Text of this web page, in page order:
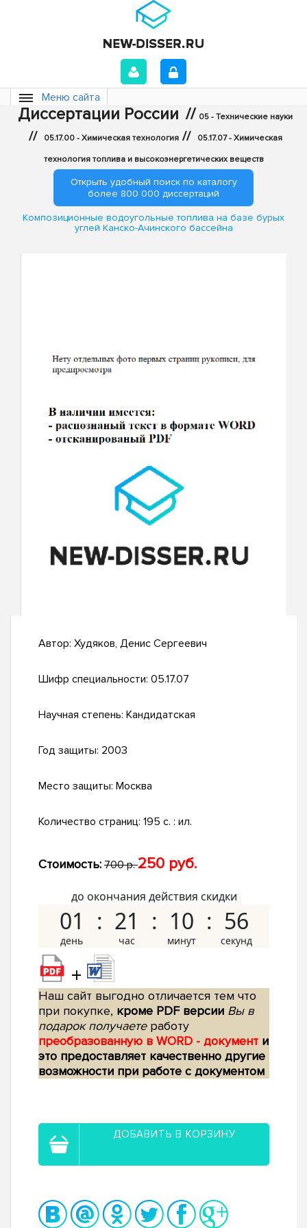
Меню сайта
Диссертации России // 05 - Технические науки
// 05.17.00 - Химическая технология // 05.17.07 - Химическая
технология топлива и высокоэнергетических веществ
Открыть удобный поиск по каталогу
более 800 000 диссертаций
Композиционные водоугольные топлива на базе бурых
углей Канско-Ачинского бассейна
Автор: Худяков, Денис Сергеевич
Шифр специальности: 05.17.07
Научная степень: Кандидатская
Год защиты: 2003
Место защиты: Москва
Количество страниц: 195 с. : ил.
Стоимость: 700 р.250 руб.
до окончания действия скидки
01 21 10 55
+
Наш сайт выгодно отличается тем что
при покупке, кроме PDF версии Вы в
подарок получаетеработу
преобразованную в WORD - документ и
это предоставляет качественно другие
возможности при работе с документом
ДОБАВИТЬ В КОРЗИНУ